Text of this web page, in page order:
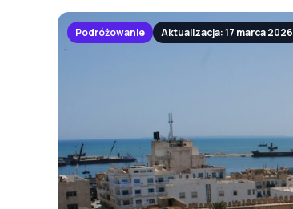
Podróżowanie Aktualizacja: 17 marca 2026